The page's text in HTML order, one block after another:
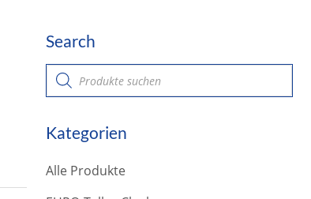
Search
P
o
c
s
Kategorien
Alle Produkte